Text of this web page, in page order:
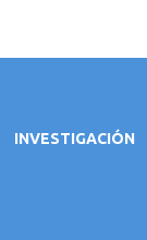
INVESTIGACIÓN